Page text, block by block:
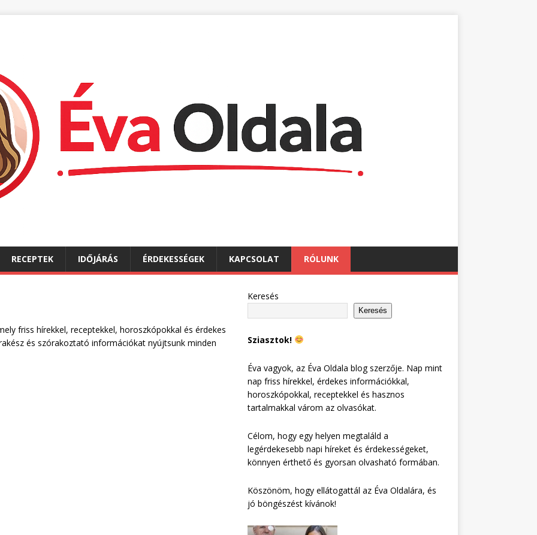
RECEPTEK IDŐJÁRÁS ÉRDEKESSÉGEK KAPCSOLAT RÓLUNK
friss hírekkel, receptekkel, horoszkópokkal és érdekes
és szórakoztató információkat nyújtsunk minden
Keresés
Keresés
Sziasztok!
Éva vagyok, az Éva Oldala blog szerzője. Nap mint
nap friss hírekkel, érdekes információkkal,
horoszkópokkal, receptekkel és hasznos
tartalmakkal várom az olvasókat.
Célom, hogy egy helyen megtaláld a
legérdekesebb napi híreket és érdekességeket,
könnyen érthető és gyorsan olvasható formában.
Köszönöm, hogy ellátogattál az Éva Oldalára, és
jó böngészést kívánok!